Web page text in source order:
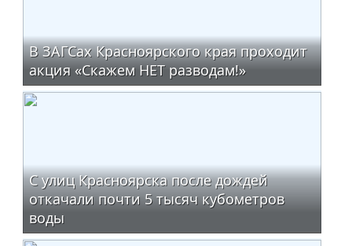
В ЗАГСах Красноярского края проходит
акция «Скажем НЕТ разводам!»
С улиц Красноярска после дождей
откачали почти 5 тысяч кубометров
воды